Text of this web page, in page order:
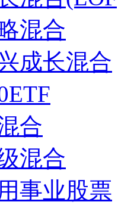
混合
成长混合
合
混合
事业股票